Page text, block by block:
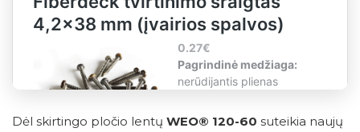
Dėl skirtingo pločio lentų WEO® 120-60 suteikia naujų